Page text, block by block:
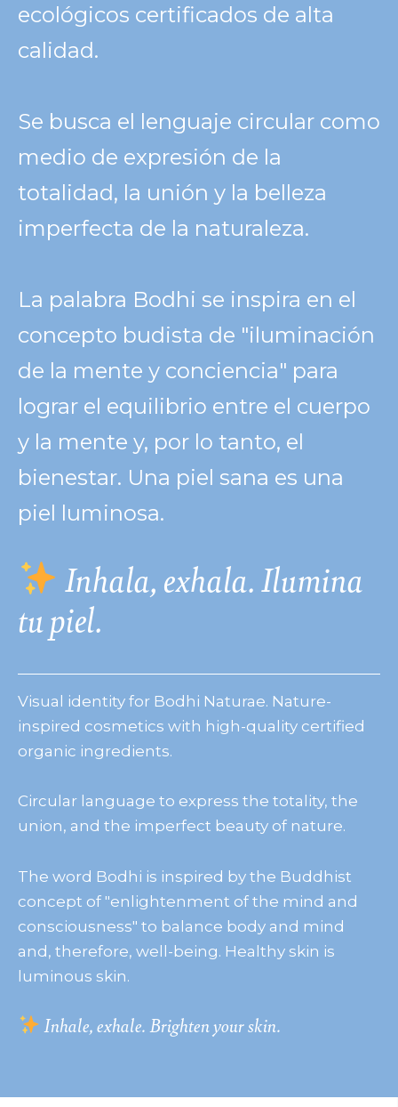
ecológicos certificados de alta
calidad.
Se busca el lenguaje circular como
medio de expresión de la
totalidad, la unión y la belleza
imperfecta de la naturaleza.
La palabra Bodhi se inspira en el
concepto budista de "iluminación
de la mente y conciencia" para
lograr el equilibrio entre el cuerpo
y la mente y, por lo tanto, el
bienestar. Una piel sana es una
piel luminosa.
Inhala, exhala. Ilumina
tu piel.
Visual identity for Bodhi Naturae. Nature-
inspired cosmetics with high-quality certified
organic ingredients.
Circular language to express the totality, the
union, and the imperfect beauty of nature.
The word Bodhi is inspired by the Buddhist
concept of "enlightenment of the mind and
consciousness" to balance body and mind
and, therefore, well-being. Healthy skin is
luminous skin.
Inhale, exhale. Brighten your skin.